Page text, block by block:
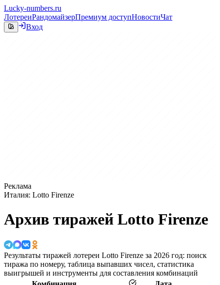
Lucky-numbers.ru
ЛотереиРандомайзерПремиум доступНовостиЧат
Вход
Реклама
Италия: Lotto Firenze
Архив тиражей Lotto Firenze
Результаты тиражей лотереи Lotto Firenze за 2026 год: поиск
тиража по номеру, таблица выпавших чисел, статистика
выигрышей и инструменты для составления комбинаций